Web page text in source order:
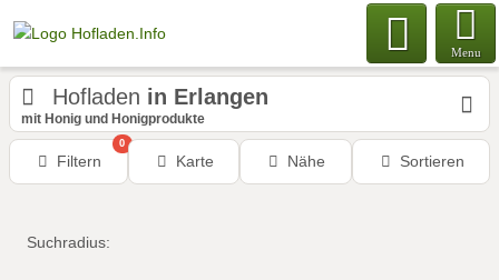
Menu
Hofladen in Erlangen
mit Honig und Honigprodukte
Filtern
0
Karte Nähe Sortieren
Suchradius: